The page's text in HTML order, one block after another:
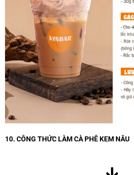
10. CÔNG THỨC LÀM CÀ PHÊ KEM NÂU